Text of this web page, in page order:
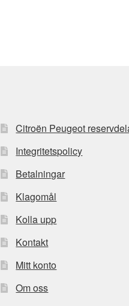
Citroën Peugeot
Integritetspolicy
Betalningar
Klagomål
Kolla upp
Kontakt
Mitt konto
Om oss